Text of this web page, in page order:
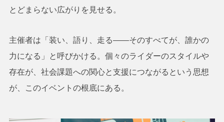
とどまらない広がりを見せる。
主催者は「装い、語り、走る――そのすべてが、誰かの
力になる」と呼びかける。個々のライダーのスタイルや
存在が、社会課題への関心と支援につながるという思想
が、このイベントの根底にある。